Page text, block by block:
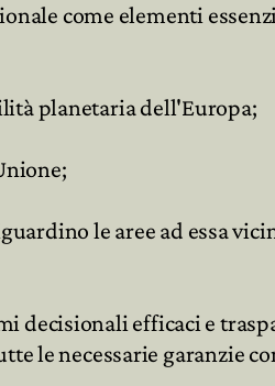
come elementi
planetaria dell'Europa;
le aree ad essa
decisionali efficaci e
le necessarie garanzie